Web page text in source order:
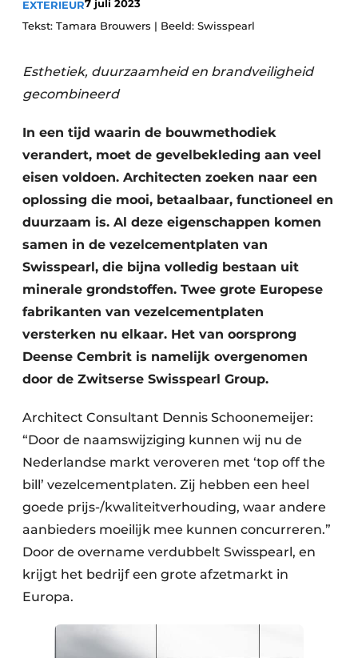
EXTERIEUR7 juli 2023
Tekst: Tamara Brouwers | Beeld: Swisspearl
Esthetiek, duurzaamheid en brandveiligheid
gecombineerd
In een tijd waarin de bouwmethodiek
verandert, moet de gevelbekleding aan veel
eisen voldoen. Architecten zoeken naar een
oplossing die mooi, betaalbaar, functioneel en
duurzaam is. Al deze eigenschappen komen
samen in de vezelcementplaten van
Swisspearl, die bijna volledig bestaan uit
minerale grondstoffen. Twee grote Europese
fabrikanten van vezelcementplaten
versterken nu elkaar. Het van oorsprong
Deense Cembrit is namelijk overgenomen
door de Zwitserse Swisspearl Group.
Architect Consultant Dennis Schoonemeijer:
“Door de naamswijziging kunnen wij nu de
Nederlandse markt veroveren met ‘top off the
bill’ vezelcementplaten. Zij hebben een heel
goede prijs-/kwaliteitverhouding, waar andere
aanbieders moeilijk mee kunnen concurreren.”
Door de overname verdubbelt Swisspearl, en
krijgt het bedrijf een grote afzetmarkt in
Europa.